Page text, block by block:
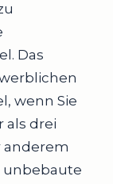
Das
wenn Sie
als drei
anderem
unbebaute